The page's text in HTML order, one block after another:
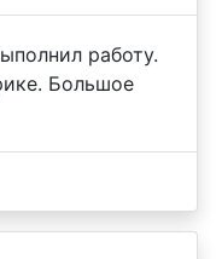
работу.
Большое